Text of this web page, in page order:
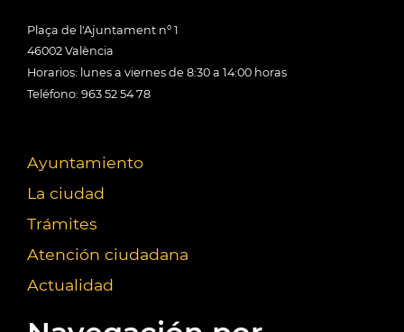
Plaça de l'Ajuntament nº 1
46002 València
Horarios: lunes a viernes de 8:30 a 14:00 horas
Teléfono: 963 52 54 78
Ayuntamiento
La ciudad
Trámites
Atención ciudadana
Actualidad